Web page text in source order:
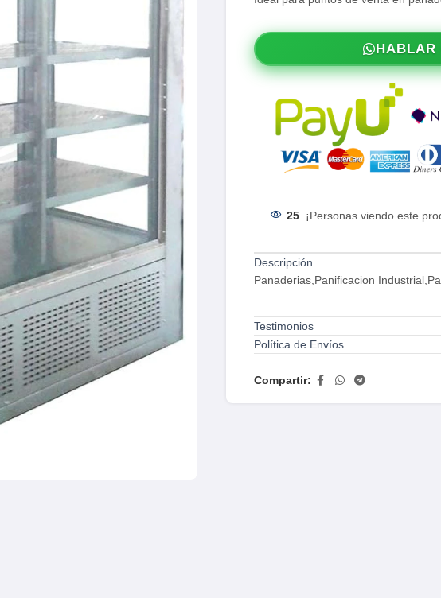
HABLAR
25 ¡Personas viendo este
Descripción
Panaderias,Panificacion
Testimonios
Política de Envíos
Compartir: